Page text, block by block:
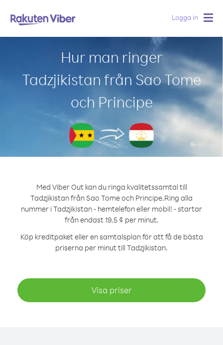
Logga in
Hur man ringer
Tadzjikistan från Sao Tome
och Principe
Med Viber Out kan du ringa kvalitetssamtal till
Tadzjikistan från Sao Tome och Principe.Ring alla
nummer i Tadzjikistan - hemtelefon eller mobil! - startar
från endast 19.5 ¢ per minut.
Köp kreditpaket eller en samtalsplan för att få de bästa
priserna per minut till Tadzjikistan.
Visa priser